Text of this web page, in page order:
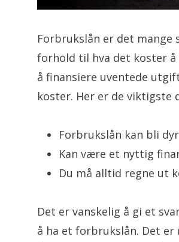
Forbrukslån er det
forhold til hva det koster
å finansiere uventede
koster. Her er de viktigste
Forbrukslån kan bli
Kan være et nyttig
Du må alltid regne ut
Det er vanskelig å gi et
å ha et forbrukslån. Det